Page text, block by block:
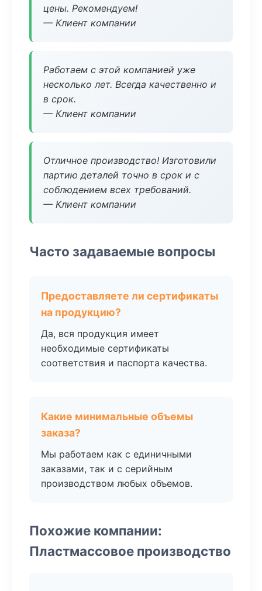
цены. Рекомендуем!
— Клиент компании
Работаем с этой компанией уже
несколько лет. Всегда качественно и
в срок.
— Клиент компании
Отличное производство! Изготовили
партию деталей точно в срок и с
соблюдением всех требований.
— Клиент компании
Часто задаваемые вопросы
Предоставляете ли сертификаты
на продукцию?
Да, вся продукция имеет
необходимые сертификаты
соответствия и паспорта качества.
Какие минимальные объемы
заказа?
Мы работаем как с единичными
заказами, так и с серийным
производством любых объемов.
Похожие компании:
Пластмассовое производство